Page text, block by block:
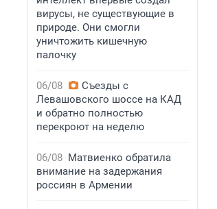
вирусы, не существующие в
природе. Они смогли
уничтожить кишечную
палочку
06/08
Съезды с
Левашовского шоссе на КАД
и обратно полностью
перекроют на неделю
06/08 Матвиенко обратила
внимание на задержания
россиян в Армении